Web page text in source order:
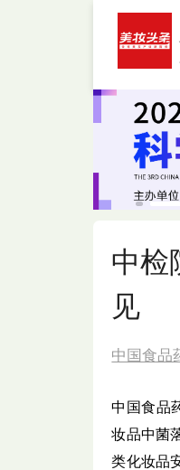
中检
见
中国食品
中国食品
妆品中菌
类化妆品